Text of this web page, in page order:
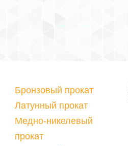
Бронзовый прокат
Латунный прокат
Медно-никелевый
прокат